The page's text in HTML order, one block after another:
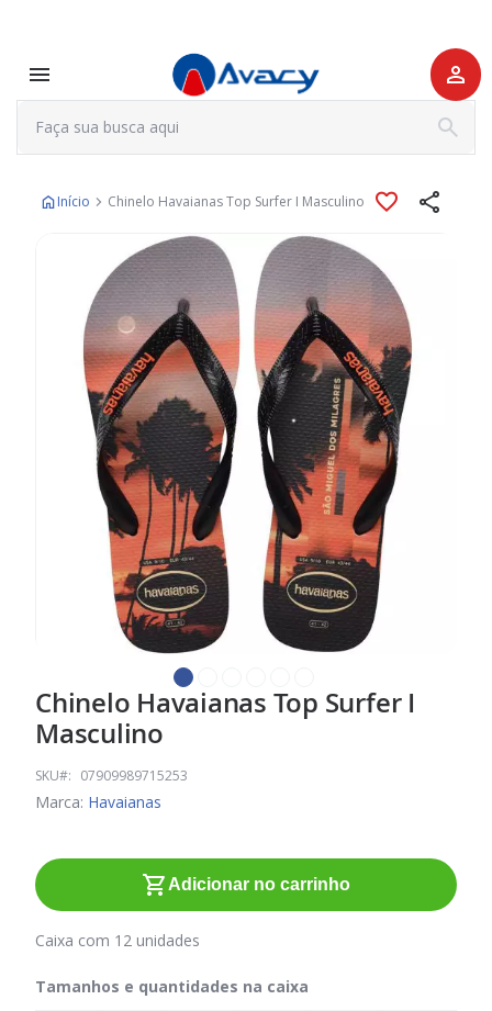
Início Chinelo Havaianas Top Surfer I Masculino
imagens
Saltar
para
o
início
da
imagens
Chinelo Havaianas Top Surfer I
Masculino
SKU 07909989715253
Marca: Havaianas
Adicionar no carrinho
Caixa com 12 unidades
Tamanhos e quantidades na caixa